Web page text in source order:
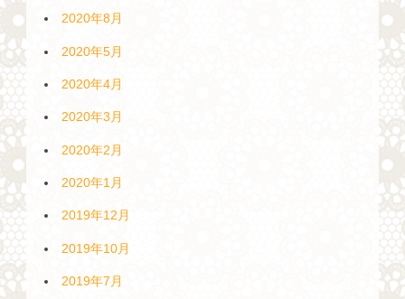
2020年8月
2020年5月
2020年4月
2020年3月
2020年2月
2020年1月
2019年12月
2019年10月
2019年7月